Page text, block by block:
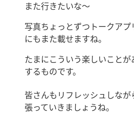
また行きたいな〜
写真ちょっとずつトークア
にもまた載せますね。
たまにこういう楽しいことが
するものです。
皆さんもリフレッシュしな
張っていきましょうね。